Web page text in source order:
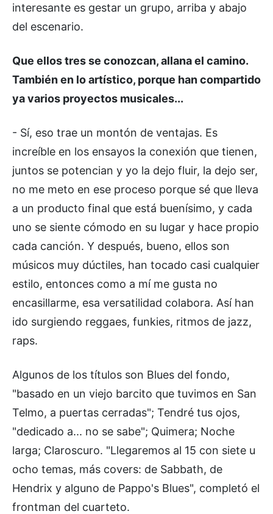
interesante es gestar un grupo, arriba y abajo
del escenario.
Que ellos tres se conozcan, allana el camino.
También en lo artístico, porque han compartido
ya varios proyectos musicales...
- Sí, eso trae un montón de ventajas. Es
increíble en los ensayos la conexión que tienen,
juntos se potencian y yo la dejo fluir, la dejo ser,
no me meto en ese proceso porque sé que lleva
a un producto final que está buenísimo, y cada
uno se siente cómodo en su lugar y hace propio
cada canción. Y después, bueno, ellos son
músicos muy dúctiles, han tocado casi cualquier
estilo, entonces como a mí me gusta no
encasillarme, esa versatilidad colabora. Así han
ido surgiendo reggaes, funkies, ritmos de jazz,
raps.
Algunos de los títulos son Blues del fondo,
"basado en un viejo barcito que tuvimos en San
Telmo, a puertas cerradas"; Tendré tus ojos,
"dedicado a... no se sabe"; Quimera; Noche
larga; Claroscuro. "Llegaremos al 15 con siete u
ocho temas, más covers: de Sabbath, de
Hendrix y alguno de Pappo's Blues", completó el
frontman del cuarteto.